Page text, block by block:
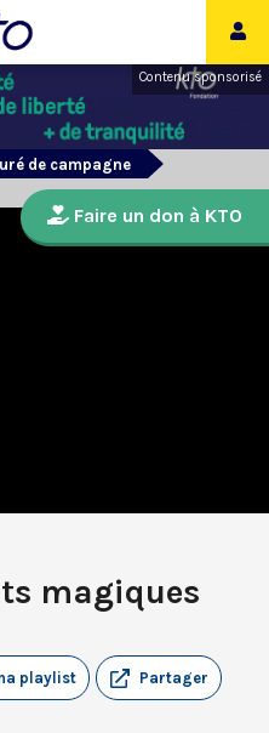
Contenu sponsorisé
de campagne
magiques
Partager
playlist
Faire un don à KTO